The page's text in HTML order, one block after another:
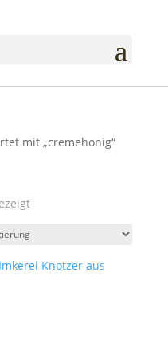
mit „cremehonig“